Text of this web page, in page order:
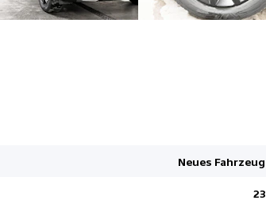
Neues Fahrzeug
23